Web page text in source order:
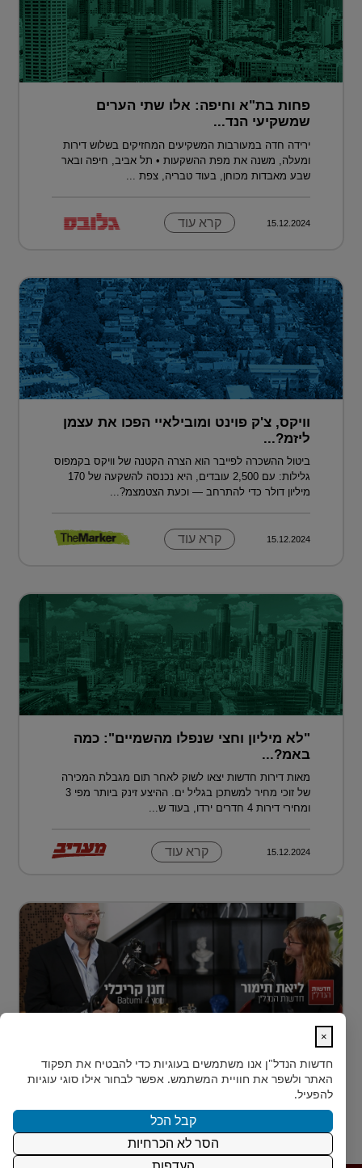
פחות בת"א וחיפה: אלו שתי הערים
שמשקיעי הנד...
ירידה חדה במעורבות המשקיעים המחזיקים בשלוש דירות
ומעלה, משנה את מפת ההשקעות • תל אביב, חיפה ובאר
שבע מאבדות מכוחן, בעוד טבריה, צפת ...
15.12.2024 קרא עוד
וויקס, צ'ק פוינט ומובילאיי הפכו את עצמן
ליזמ?...
ביטול ההשכרה לפייבר הוא הצרה הקטנה של וויקס בקמפוס
גלילות: עם 2,500 עובדים, היא נכנסה להשקעה של 170
מיליון דולר כדי להתרחב — וכעת הצטמצמ?...
15.12.2024 קרא עוד
"לא מיליון וחצי שנפלו מהשמיים": כמה
באמ?...
מאות דירות חדשות יצאו לשוק לאחר תום מגבלת המכירה
של זוכי מחיר למשתכן בגליל ים. ההיצע זינק ביותר מפי 3
ומחירי דירות 4 חדרים ירדו, בעוד ש...
15.12.2024 קרא עוד
הראשון?
רבים מאיתנו הישראלים חולמים על השקעת נדל״ן – אבל
נתקעים בשלב הראשון.
15.12.2024 קרא עוד
×
חדשות הנדל"ן אנו משתמשים בעוגיות כדי להבטיח את תפקוד
האתר ולשפר את חוויית המשתמש. אפשר לבחור אילו סוגי עוגיות
להפעיל.
קבל הכל
הסר לא הכרחיות